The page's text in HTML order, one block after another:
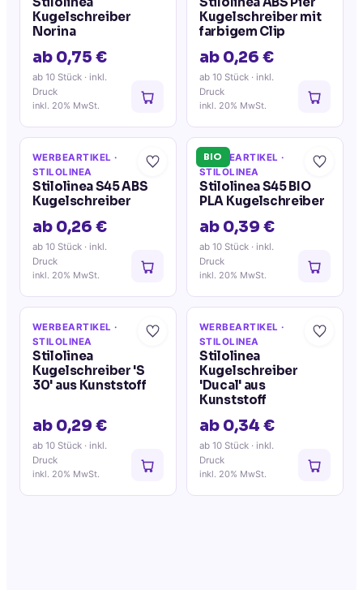
Kugelschreiber
Norina
ab 0,75 €
ab 10 Stück · inkl.
Druck
inkl. 20% MwSt.
Kugelschreiber mit
farbigem Clip
ab 0,26 €
ab 10 Stück · inkl.
Druck
inkl. 20% MwSt.
WERBEARTIKEL ·
STILOLINEA
Stilolinea S45 ABS
Kugelschreiber
ab 0,26 €
ab 10 Stück · inkl.
Druck
inkl. 20% MwSt.
BIO
WERBEARTIKEL ·
STILOLINEA
Stilolinea S45 BIO
PLA Kugelschreiber
ab 0,39 €
ab 10 Stück · inkl.
Druck
inkl. 20% MwSt.
WERBEARTIKEL ·
STILOLINEA
Stilolinea
Kugelschreiber 'S
30' aus Kunststoff
ab 0,29 €
ab 10 Stück · inkl.
Druck
inkl. 20% MwSt.
WERBEARTIKEL ·
STILOLINEA
Stilolinea
Kugelschreiber
'Ducal' aus
Kunststoff
ab 0,34 €
ab 10 Stück · inkl.
Druck
inkl. 20% MwSt.